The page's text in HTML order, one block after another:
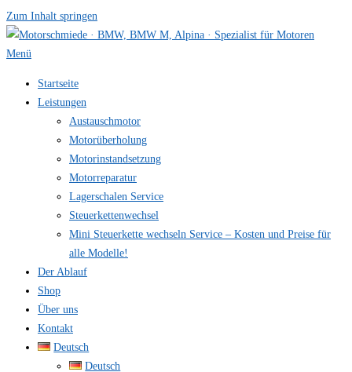
Zum Inhalt springen
Menü
Startseite
Leistungen
Austauschmotor
Motorüberholung
Motorinstandsetzung
Motorreparatur
Lagerschalen Service
Steuerkettenwechsel
Mini Steuer­kette wechseln Service – Kosten und Preise für
alle Modelle!
Der Ablauf
Shop
Über uns
Kontakt
Deutsch
Deutsch